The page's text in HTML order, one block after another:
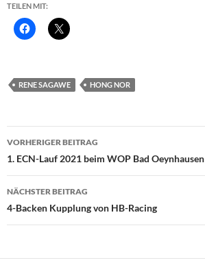
TEILEN MIT:
RENE SAGAWE HONG NOR
Beitragsnavigation
VORHERIGER BEITRAG
1. ECN-Lauf 2021 beim WOP Bad Oeynhausen
NÄCHSTER BEITRAG
4-Backen Kupplung von HB-Racing